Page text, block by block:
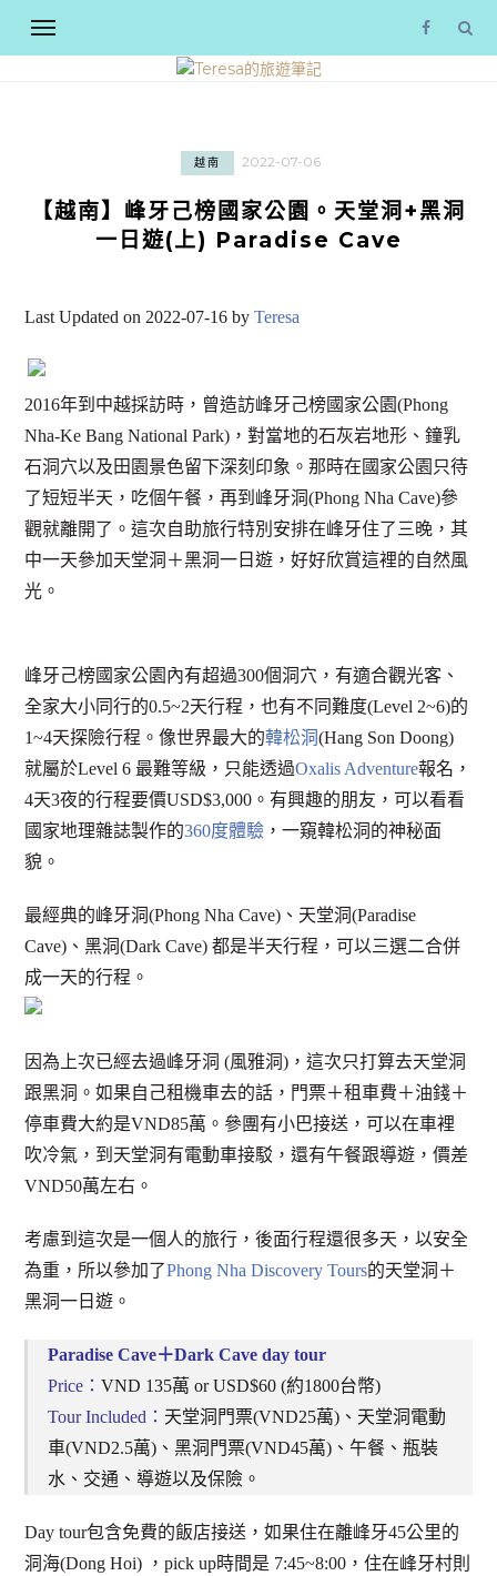
越南 2022-07-06
【越南】峰牙己榜國家公園。天堂洞+黑洞
一日遊(上) Paradise Cave
Last Updated on 2022-07-16 byTeresa
2016年到中越採訪時，曾造訪峰牙己榜國家公園(Phong
Nha-Ke Bang National Park)，對當地的石灰岩地形、鐘乳
石洞穴以及田園景色留下深刻印象。那時在國家公園只待
了短短半天，吃個午餐，再到峰牙洞(Phong Nha Cave)參
觀就離開了。這次自助旅行特別安排在峰牙住了三晚，其
中一天參加天堂洞＋黑洞一日遊，好好欣賞這裡的自然風
光。
峰牙己榜國家公園內有超過300個洞穴，有適合觀光客、
全家大小同行的0.5~2天行程，也有不同難度(Level 2~6)的
1~4天探險行程。像世界最大的韓松洞(Hang Son Doong)
就屬於Level 6 最難等級，只能透過Oxalis Adventure報名，
4天3夜的行程要價USD$3,000。有興趣的朋友，可以看看
國家地理雜誌製作的360度體驗 ，一窺韓松洞的神秘面
貌。
最經典的峰牙洞(Phong Nha Cave)、天堂洞(Paradise
Cave)、黑洞(Dark Cave) 都是半天行程，可以三選二合併
成一天的行程。
因為上次已經去過峰牙洞 (風雅洞)，這次只打算去天堂洞
跟黑洞。如果自己租機車去的話，門票＋租車費＋油錢＋
停車費大約是VND85萬。參團有小巴接送，可以在車裡
吹冷氣，到天堂洞有電動車接駁，還有午餐跟導遊，價差
VND50萬左右。
考慮到這次是一個人的旅行，後面行程還很多天，以安全
為重，所以參加了Phong Nha Discovery Tours的天堂洞＋
黑洞一日遊。
Paradise Cave＋Dark Cave day tour
Price：VND 135萬 or USD$60 (約1800台幣)
Tour Included： 天堂洞門票(VND25萬)、天堂洞電動
車(VND2.5萬)、黑洞門票(VND45萬)、午餐、瓶裝
水、交通、導遊以及保險。
Day tour包含免費的飯店接送，如果住在離峰牙45公里的
洞海(Dong Hoi) ，pick up時間是 7:45~8:00，住在峰牙村則